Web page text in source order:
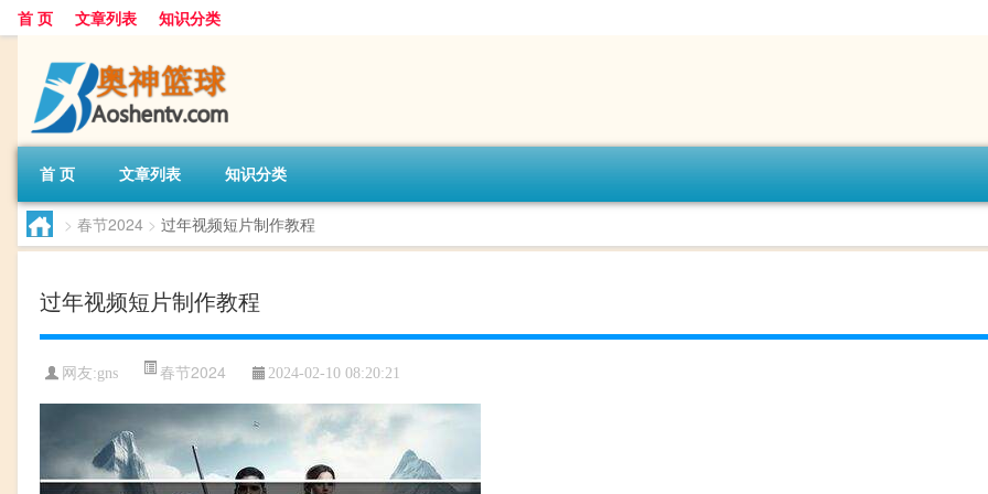
首 页 文章列表 知识分类
首 页 文章列表 知识分类
> 春节2024 > 过年视频短片制作教程
过年视频短片制作教程
网友:gns 春节2024 2024-02-10 08:20:21